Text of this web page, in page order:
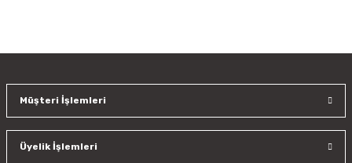
Ürün resmi kalitesiz, bozuk veya görüntülenemiyor.
Ürün bilgilerinde hatalar bulunuyor.
Müşteri İşlemleri
Üyelik İşlemleri